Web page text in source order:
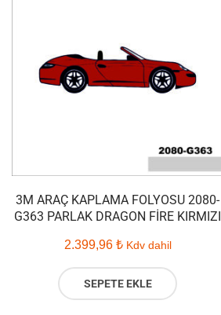
3M ARAÇ KAPLAMA FOLYOSU 2080-
G363 PARLAK DRAGON FIRE KIRMIZI
2.399,96 ₺ Kdv dahil
SEPETE EKLE